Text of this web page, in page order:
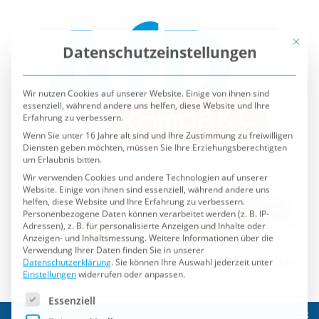
Datenschutzeinstellungen
Wir nutzen Cookies auf unserer Website. Einige von ihnen sind
Erfahrung zu verbessern.
Wenn Sie unter 16 Jahre alt sind und Ihre Zustimmung zu freiwilligen
um Erlaubnis bitten.
Wir verwenden Cookies und andere Technologien auf unserer
helfen, diese Website und Ihre Erfahrung zu verbessern.
Personenbezogene Daten können verarbeitet werden (z. B. IP-
Adressen), z. B. für personalisierte Anzeigen und Inhalte oder
Anzeigen- und Inhaltsmessung.Weitere Informationen über die
Verwendung Ihrer Daten finden Sie in unserer
Datenschutzerklärung.Sie können Ihre Auswahl jederzeit unter
Einstellungenwiderrufen oder anpassen.
Es folgt eine Liste der Service-Gruppen, für die eine
Essenziell
Externe Medien